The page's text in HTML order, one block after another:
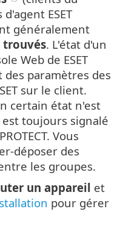
ESET
généralement
trouvés. L'état d'un
Web de ESET
des paramètres des
sur le client.
certain état n'est
toujours signalé
Vous
déposer des
les groupes.
un appareil et
pour gérer